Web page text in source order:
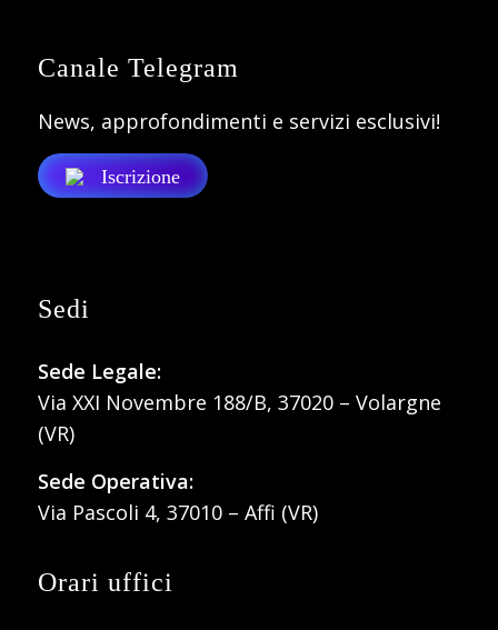
Canale Telegram
News, approfondimenti e servizi esclusivi!
Iscrizione
Sedi
Sede Legale:
Via XXI Novembre 188/B, 37020 – Volargne
(VR)
Sede Operativa:
Via Pascoli 4, 37010 – Affi (VR)
Orari uffici